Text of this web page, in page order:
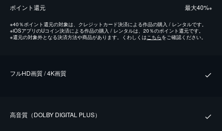
ポイント還元 最⼤40%※
※40％ポイント還元の対象は、クレジットカード決済による作品の購入 / レンタルです。
※iOSアプリのUコイン決済による作品の購入 / レンタルは、20％のポイント還元です。
※還元の対象外となる決済方法や商品があります。くわしくはこちらをご確認ください。
フルHD画質 / 4K画質
⾼⾳質（DOLBY DIGITAL PLUS）